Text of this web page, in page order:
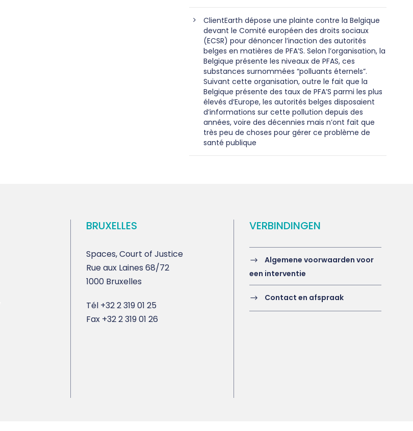
ClientEarth dépose une plainte contre la Belgique
devant le Comité européen des droits sociaux
(ECSR) pour dénoncer l’inaction des autorités
belges en matières de PFA’S. Selon l’organisation, la
Belgique présente les niveaux de PFAS, ces
substances surnommées “polluants éternels”.
Suivant cette organisation, outre le fait que la
Belgique présente des taux de PFA’S parmi les plus
élevés d’Europe, les autorités belges disposaient
d’informations sur cette pollution depuis des
années, voire des décennies mais n’ont fait que
très peu de choses pour gérer ce problème de
santé publique
BRUXELLES
Spaces, Court of Justice
Rue aux Laines 68/72
1000 Bruxelles
Tél +32 2 319 01 25
Fax +32 2 319 01 26
VERBINDINGEN
Algemene voorwaarden voor
een interventie
Contact en afspraak